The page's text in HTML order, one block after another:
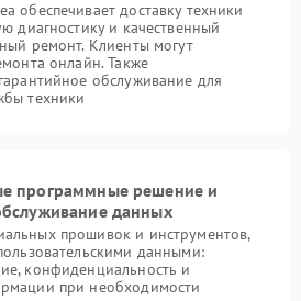
обеспечивает доставку техники
диагностику и качественный
ремонт. Клиенты могут
онлайн. Также
обслуживание для
техники
программные решение и
данных
прошивок и инструментов,
данными:
конфиденциальность и
при необходимости